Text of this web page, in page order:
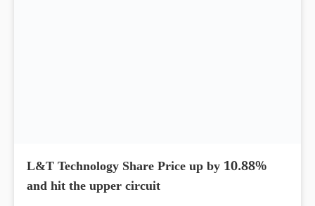
L&T Technology Share Price up by 10.88%
and hit the upper circuit